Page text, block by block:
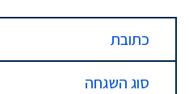
כתובת
סוג השגחה